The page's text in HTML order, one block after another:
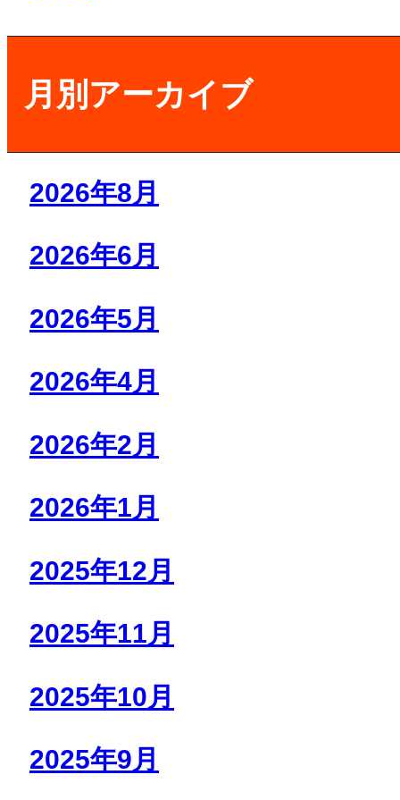
月別アーカイブ
2026年8月
2026年6月
2026年5月
2026年4月
2026年2月
2026年1月
2025年12月
2025年11月
2025年10月
2025年9月